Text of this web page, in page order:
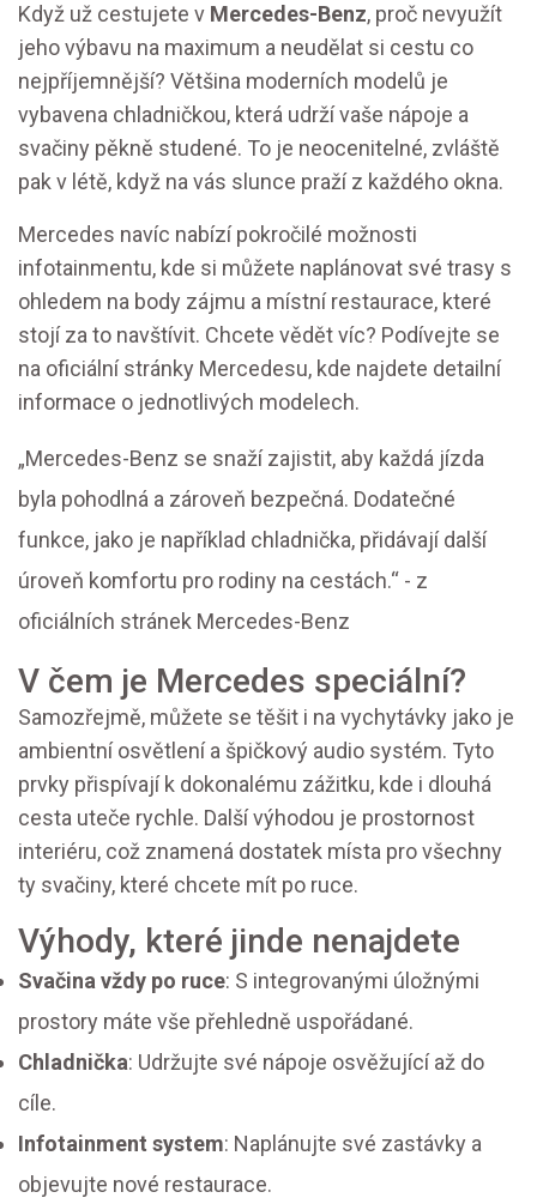
Když už cestujete v Mercedes-Benz, proč nevyužít
jeho výbavu na maximum a neudělat si cestu co
nejpříjemnější? Většina moderních modelů je
vybavena chladničkou, která udrží vaše nápoje a
svačiny pěkně studené. To je neocenitelné, zvláště
pak v létě, když na vás slunce praží z každého okna.
Mercedes navíc nabízí pokročilé možnosti
infotainmentu, kde si můžete naplánovat své trasy s
ohledem na body zájmu a místní restaurace, které
stojí za to navštívit. Chcete vědět víc? Podívejte se
na oficiální stránky Mercedesu, kde najdete detailní
informace o jednotlivých modelech.
„Mercedes-Benz se snaží zajistit, aby každá jízda
byla pohodlná a zároveň bezpečná. Dodatečné
funkce, jako je například chladnička, přidávají další
úroveň komfortu pro rodiny na cestách.“ - z
oficiálních stránek Mercedes-Benz
V čem je Mercedes speciální?
Samozřejmě, můžete se těšit i na vychytávky jako je
ambientní osvětlení a špičkový audio systém. Tyto
prvky přispívají k dokonalému zážitku, kde i dlouhá
cesta uteče rychle. Další výhodou je prostornost
interiéru, což znamená dostatek místa pro všechny
ty svačiny, které chcete mít po ruce.
Výhody, které jinde nenajdete
Svačina vždy po ruce: S integrovanými úložnými
prostory máte vše přehledně uspořádané.
Chladnička: Udržujte své nápoje osvěžující až do
cíle.
Infotainment system: Naplánujte své zastávky a
objevujte nové restaurace.